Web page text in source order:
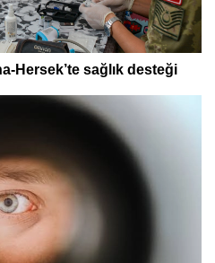
Hersek’te sağlık desteği